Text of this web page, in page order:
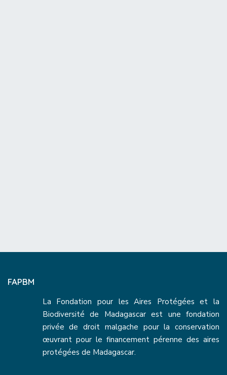
FAPBM
La Fondation pour les Aires Protégées et la
Biodiversité de Madagascar est une fondation
privée de droit malgache pour la conservation
œuvrant pour le financement pérenne des aires
protégées de Madagascar.